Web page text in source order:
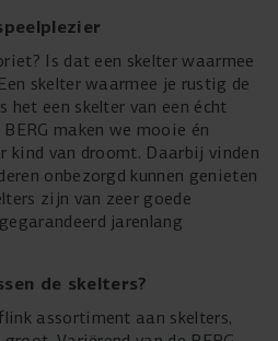
Is dat een skelter waarmee
skelter waarmee je rustig de
het een skelter van een écht
maken we mooie én
kind van droomt. Daarbij vinden
onbezorgd kunnen genieten
zijn van zeer goede
jarenlang
de skelters?
assortiment aan skelters,